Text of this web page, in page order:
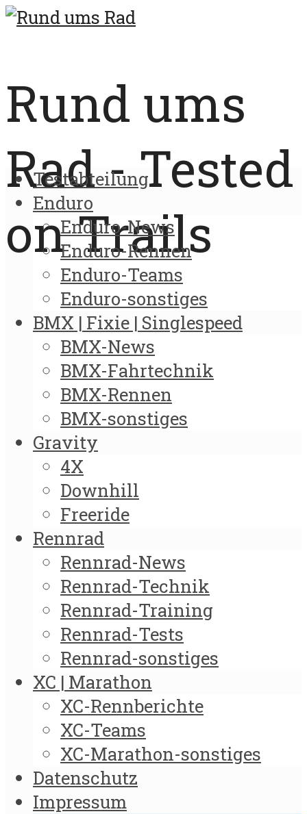
Rund ums
Rad - Tested
on Trails
Testabteilung
Enduro
Enduro-News
Enduro-Rennen
Enduro-Teams
Enduro-sonstiges
BMX | Fixie | Singlespeed
BMX-News
BMX-Fahrtechnik
BMX-Rennen
BMX-sonstiges
Gravity
4X
Downhill
Freeride
Rennrad
Rennrad-News
Rennrad-Technik
Rennrad-Training
Rennrad-Tests
Rennrad-sonstiges
XC | Marathon
XC-Rennberichte
XC-Teams
XC-Marathon-sonstiges
Datenschutz
Impressum